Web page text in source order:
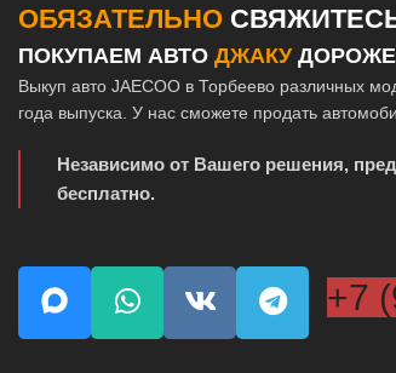
ОБЯЗАТЕЛЬНО
ПОКУПАЕМ АВТО ДЖАКУДОРОЖЕ
Выкуп авто JAECOO в Торбеево различных
года выпуска. У нас сможете продать
Независимо от Вашего решения,
бесплатно.
+7